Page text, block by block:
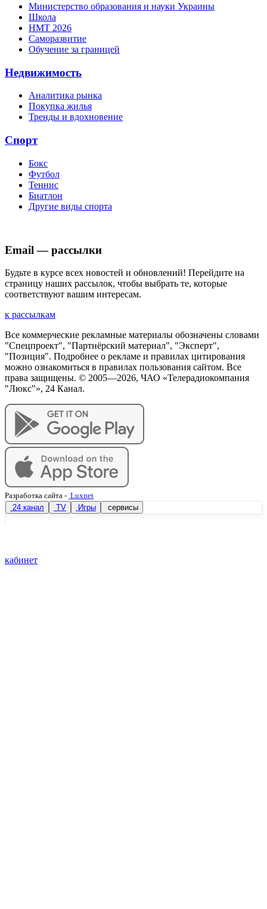
Министерство образования и науки Украины
Школа
НМТ 2026
Саморазвитие
Обучение за границей
Недвижимость
Аналитика рынка
Покупка жилья
Тренды и вдохновение
Спорт
Бокс
Футбол
Теннис
Биатлон
Другие виды спорта
Email — рассылки
Будьте в курсе всех новостей и обновлений! Перейдите на
страницу наших рассылок, чтобы выбрать те, которые
соответствуют вашим интересам.
к рассылкам
Все коммерческие рекламные материалы обозначены словами
"Спецпроект", "Партнёрский материал", "Эксперт",
"Позиция". Подробнее о рекламе и правилах цитирования
можно ознакомиться в правилах пользования сайтом. Все
права защищены. © 2005—2026, ЧАО «Телерадиокомпания
"Люкс"», 24 Канал.
Разработка сайта - Luxnet
24 канал
TV Игры сервисы
кабинет